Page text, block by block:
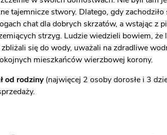
tajemnicze stwory. Dlatego, gdy zachodziło
chat dla dobrych skrzatów, a wstając z
strzyg. Ludzie wiedzieli bowiem, że
się do wody, uważali na zdradliwe
mieszkańców wierzbowej korony.
od rodziny(najwięcej 2 osoby dorosłe i 3